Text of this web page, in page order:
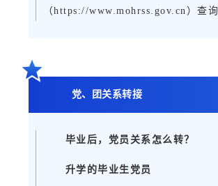
（https://www.mohrss.gov.cn）查
党、团关系转接
毕业后，党员关系怎么转？
升学的毕业生党员